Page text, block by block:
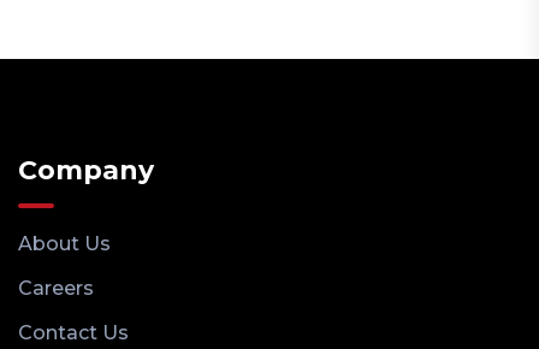
Company
About Us
Careers
Contact Us